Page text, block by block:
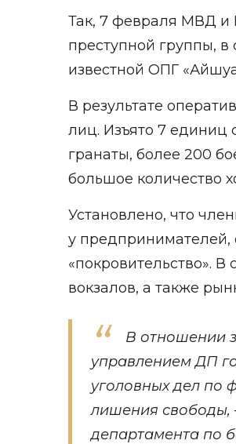
Так, 7 февраля МВД и
преступной группы, в
известной ОПГ
В результате
лиц. Изъято 7 единиц
гранаты, более 200
большое количество
Установлено, что
у предпринимателей,
«покровительство».
вокзалов, а также
В отношении
управлением ДП
уголовных дел по
лишения свободы,
департамента по